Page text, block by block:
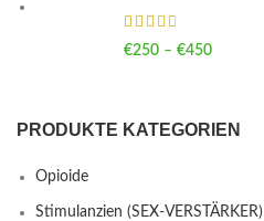
€250 – €450
PRODUKTE KATEGORIEN
Opioide
Stimulanzien (SEX-VERSTÄRKER)